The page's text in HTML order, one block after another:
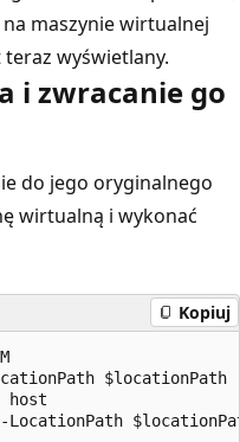
maszynie wirtualnej
teraz wyświetlany.
i zwracanie go
do jego oryginalnego
wirtualną i wykonać
Kopiuj
$locationPath -
host